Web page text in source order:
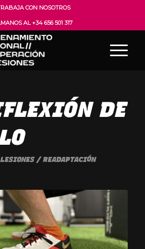
CON NOSOTROS
AL +34 656 501 317
DE
/ READAPTACIÓN